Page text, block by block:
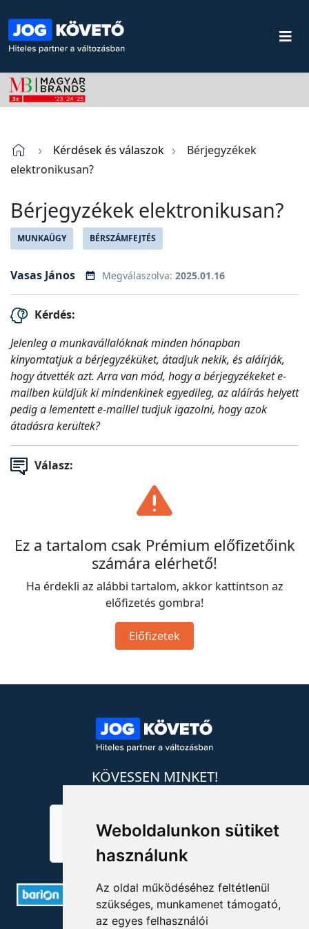
Weboldalunkon sütiket
használunk
Az oldal működéséhez feltétlenül
szükséges, munkamenet támogató,
az egyes felhasználói
Kérdések és válaszok
Bérjegyzékek
elektronikusan?
Bérjegyzékek elektronikusan?
MUNKAÜGY BÉRSZÁMFEJTÉS
Vasas János Megválaszolva: 2025.01.16
Kérdés:
Jelenleg a munkavállalóknak minden hónapban
kinyomtatjuk a bérjegyzéküket, átadjuk nekik, és aláírják,
hogy átvették azt. Arra van mód, hogy a bérjegyzékeket e-
mailben küldjük ki mindenkinek egyedileg, az aláírás helyett
pedig a lementett e-maillel tudjuk igazolni, hogy azok
átadásra kerültek?
Válasz:
Ez a tartalom csak Prémium előfizetőink
számára elérhető!
Ha érdekli az alábbi tartalom, akkor kattintson az
előfizetés gombra!
Előfizetek
KÖVESSEN MINKET!